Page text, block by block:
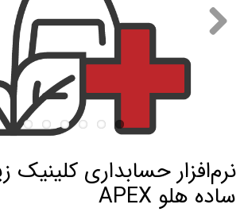
نرم‌افزار حسابداری کلینیک
ساده هلو APEX